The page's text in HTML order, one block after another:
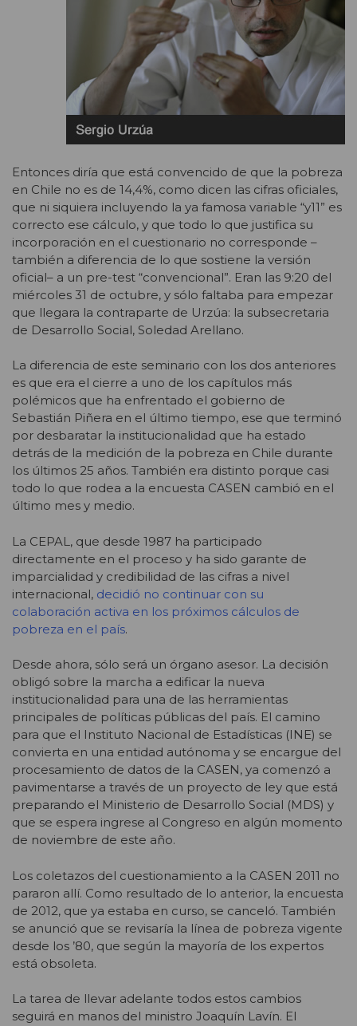
Entonces diría que está convencido de que la pobreza
en Chile no es de 14,4%, como dicen las cifras oficiales,
que ni siquiera incluyendo la ya famosa variable “y11” es
correcto ese cálculo, y que todo lo que justifica su
incorporación en el cuestionario no corresponde –
también a diferencia de lo que sostiene la versión
oficial– a un pre-test “convencional”. Eran las 9:20 del
miércoles 31 de octubre, y sólo faltaba para empezar
que llegara la contraparte de Urzúa: la subsecretaria
de Desarrollo Social, Soledad Arellano.
La diferencia de este seminario con los dos anteriores
es que era el cierre a uno de los capítulos más
polémicos que ha enfrentado el gobierno de
Sebastián Piñera en el último tiempo, ese que terminó
por desbaratar la institucionalidad que ha estado
detrás de la medición de la pobreza en Chile durante
los últimos 25 años. También era distinto porque casi
todo lo que rodea a la encuesta CASEN cambió en el
último mes y medio.
La CEPAL, que desde 1987 ha participado
directamente en el proceso y ha sido garante de
imparcialidad y credibilidad de las cifras a nivel
internacional, decidió no continuar con su
colaboración activa en los próximos cálculos de
pobreza en el país.
Desde ahora, sólo será un órgano asesor. La decisión
obligó sobre la marcha a edificar la nueva
institucionalidad para una de las herramientas
principales de políticas públicas del país. El camino
para que el Instituto Nacional de Estadísticas (INE) se
convierta en una entidad autónoma y se encargue del
procesamiento de datos de la CASEN, ya comenzó a
pavimentarse a través de un proyecto de ley que está
preparando el Ministerio de Desarrollo Social (MDS) y
que se espera ingrese al Congreso en algún momento
de noviembre de este año.
Los coletazos del cuestionamiento a la CASEN 2011 no
pararon allí. Como resultado de lo anterior, la encuesta
de 2012, que ya estaba en curso, se canceló. También
se anunció que se revisaría la línea de pobreza vigente
desde los ’80, que según la mayoría de los expertos
está obsoleta.
La tarea de llevar adelante todos estos cambios
seguirá en manos del ministro Joaquín Lavín. El